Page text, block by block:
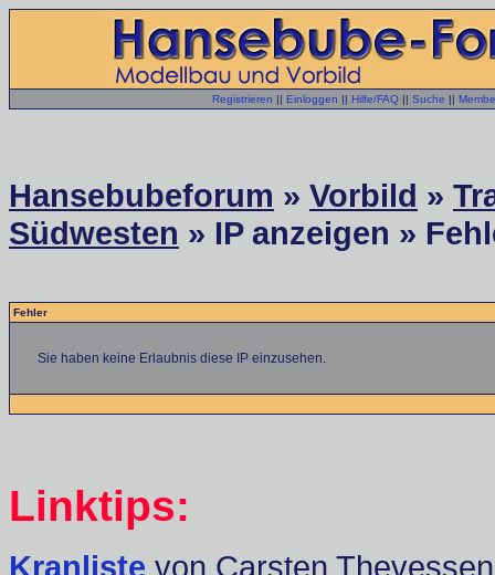
Registrieren || Einloggen || Hilfe/FAQ || Suche ||
Hansebubeforum » Vorbild »
Südwesten » IP anzeigen »
Fehler
Sie haben keine Erlaubnis diese IP einzusehen.
Linktips:
Kranliste von Carsten Thevessen